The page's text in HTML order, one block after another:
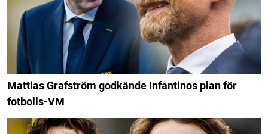
Mattias Grafström godkände Infantinos plan för
fotbolls-VM